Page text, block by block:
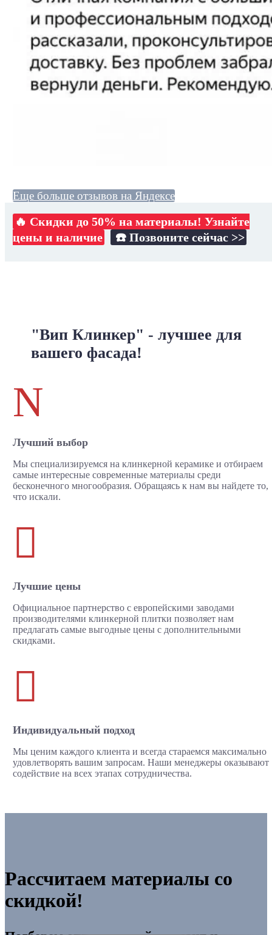
Еще больше отзывов на Яндексе
🔥 Скидки до 50% на материалы! Узнайте
цены и наличие
☎️ Позвоните сейчас >>
"Вип Клинкер" - лучшее для
вашего фасада!
N
Лучший выбор
Мы специализируемся на клинкерной керамике и отбираем
самые интересные современные материалы среди
бесконечного многообразия. Обращаясь к нам вы найдете то,
что искали.

Лучшие цены
Официальное партнерство с европейскими заводами
производителями клинкерной плитки позволяет нам
предлагать самые выгодные цены с дополнительными
скидками.

Индивидуальный подход
Мы ценим каждого клиента и всегда стараемся максимально
удовлетворять вашим запросам. Наши менеджеры оказывают
содействие на всех этапах сотрудничества.
Рассчитаем материалы со
скидкой!